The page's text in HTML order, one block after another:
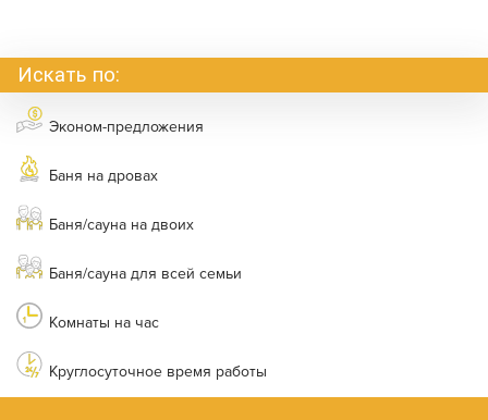
Искать по:
Эконом-предложения
Баня на дровах
Баня/сауна на двоих
Баня/сауна для всей семьи
Комнаты на час
Круглосуточное время работы